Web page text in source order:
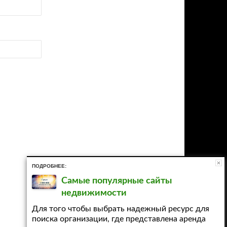
ПОДРОБНЕЕ:
Самые популярные сайты
недвижимости
Для того чтобы выбрать надежный ресурс для
поиска организации, где представлена аренда